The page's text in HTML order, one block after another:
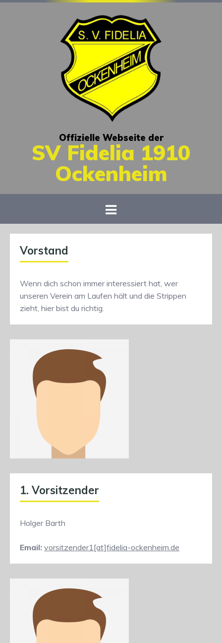
Offizielle Webseite der
SV Fidelia 1910
Ockenheim
Vorstand
Wenn dich schon immer interessiert hat, wer
unseren Verein am Laufen hält und die Strippen
zieht, hier bist du richtig.
1. Vorsitzender
Holger Barth
Email: vorsitzender1[at]fidelia-ockenheim.de